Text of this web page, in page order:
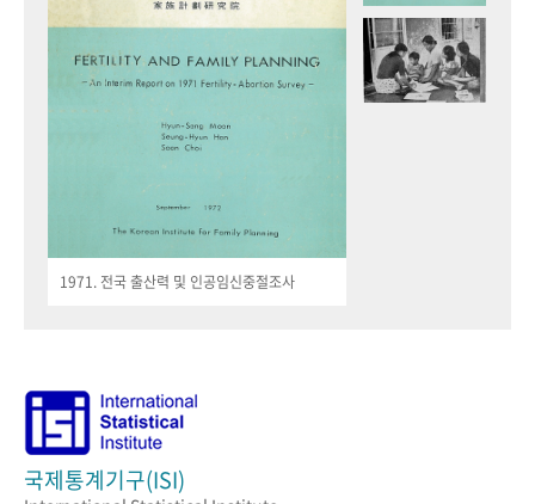
1971. 전국 출산력 및 인공임신중절조사
국제통계기구(ISI)